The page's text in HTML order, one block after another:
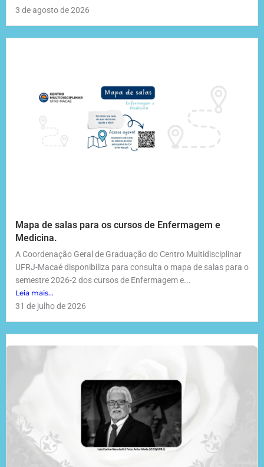
3 de agosto de 2026
Mapa de salas para os cursos de Enfermagem e
Medicina.
A Coordenação Geral de Graduação do Centro Multidisciplinar
UFRJ-Macaé disponibiliza para consulta o mapa de salas para o
semestre 2026-2 dos cursos de Enfermagem e...
Leia mais...
31 de julho de 2026